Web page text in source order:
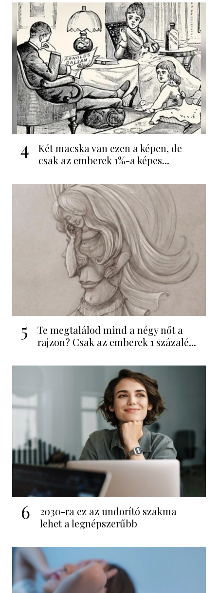
4
Két macska van ezen a képen, de
csak az emberek 1%-a képes...
5
Te megtalálod mind a négy nőt a
rajzon? Csak az emberek 1 százalé...
6
2030-ra ez az undorító szakma
lehet a legnépszerűbb